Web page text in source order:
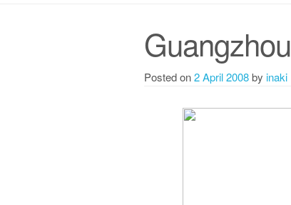
Guangzhou
Posted on2 April 2008by inaki